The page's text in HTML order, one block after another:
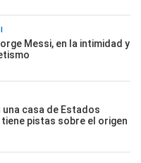
Messi, en la intimidad y
casa de Estados
pistas sobre el origen